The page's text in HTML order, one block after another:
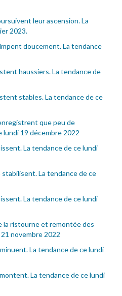
leur ascension. La
2023.
doucement. La tendance
haussiers. La tendance de
stables. La tendance de ce
que peu de
lundi 19 décembre 2022
La tendance de ce lundi
La tendance de ce
La tendance de ce lundi
la ristourne et remontée des
novembre 2022
La tendance de ce lundi
La tendance de ce lundi